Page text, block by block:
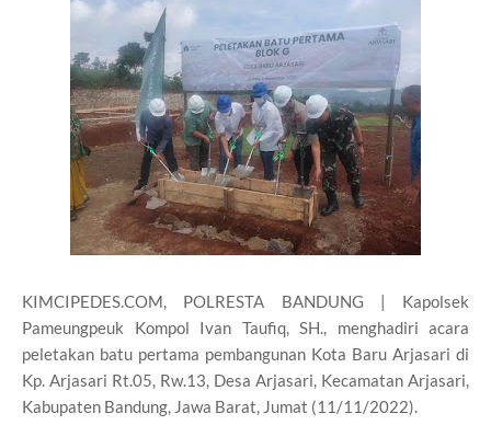
KIMCIPEDES.COM, POLRESTA BANDUNG | Kapolsek
Pameungpeuk Kompol Ivan Taufiq, SH., menghadiri acara
peletakan batu pertama pembangunan Kota Baru Arjasari di
Kp. Arjasari Rt.05, Rw.13, Desa Arjasari, Kecamatan Arjasari,
Kabupaten Bandung, Jawa Barat, Jumat (11/11/2022).